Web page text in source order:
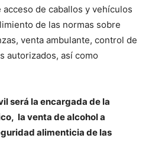
de caballos y vehículos
de las normas sobre
venta ambulante, control de
autorizados, así como
será la encargada de la
la venta de alcohol a
alimenticia de las